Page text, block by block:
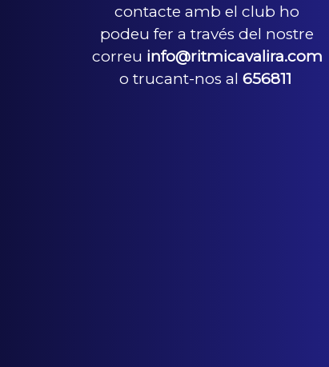
contacte amb el club ho
podeu fer a través del nostre
correu info@ritmicavalira.com
o trucant-nos al 656811